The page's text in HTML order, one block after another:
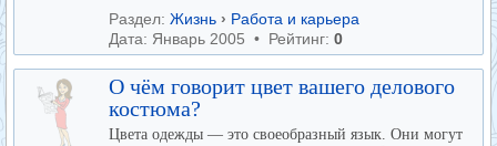
Раздел: Жизнь › Работа и карьера
Дата: Январь 2005 • Рейтинг: 0
О чём говорит цвет вашего делового
костюма?
Цвета одежды — это своеобразный язык. Они могут